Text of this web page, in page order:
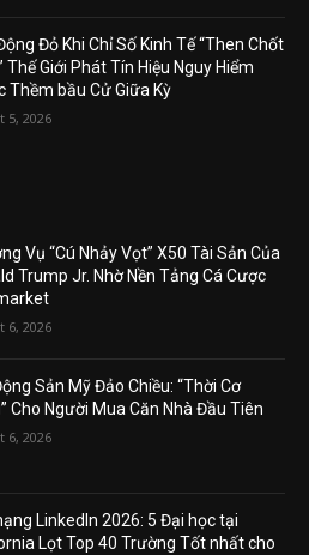
Đỏ Khi Chỉ Số Kinh Tế “Then Chốt
Thế Giới Phát Tín Hiệu Nguy Hiểm
Thềm bầu Cử Giữa Kỳ
5, 2026
Vụ “Cú Nhảy Vọt” X50 Tài Sản Của
Trump Jr. Nhờ Nền Tảng Cá Cược
6, 2026
Sản Mỹ Đảo Chiều: “Thời Cơ
Cho Người Mua Căn Nhà Đầu Tiên
6, 2026
LinkedIn 2026: 5 Đại học tại
Lọt Top 40 Trường Tốt nhất cho